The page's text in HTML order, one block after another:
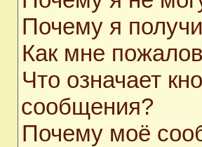
Почему я
Как мне
Что означает
сообщения?
Почему моё